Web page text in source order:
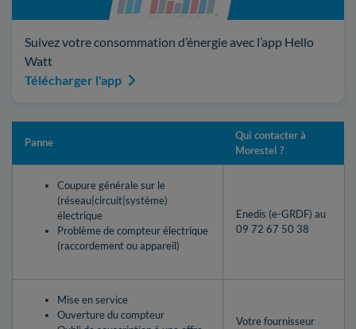
Suivez votre consommation d’énergie avec l’app Hello
Watt
Télécharger l'app
Panne
Qui contacter à
Morestel ?
Coupure générale sur le
(réseau|circuit|système)
électrique
Problème de compteur électrique
(raccordement ou appareil)
Enedis (e-GRDF) au
09 72 67 50 38
Mise en service
Ouverture du compteur
Votre fournisseur